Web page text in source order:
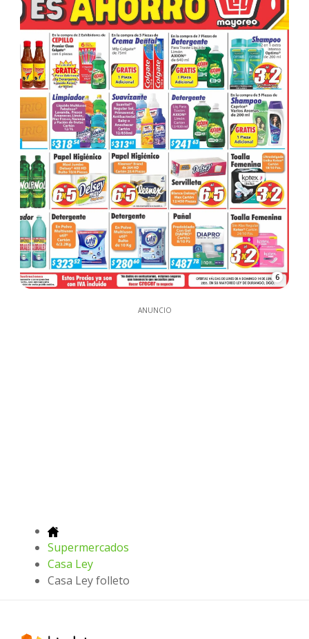
6
ANUNCIO
Supermercados
Casa Ley
Casa Ley folleto